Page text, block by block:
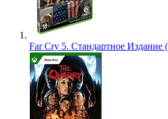
Far Cry 5. Стандартное Издание